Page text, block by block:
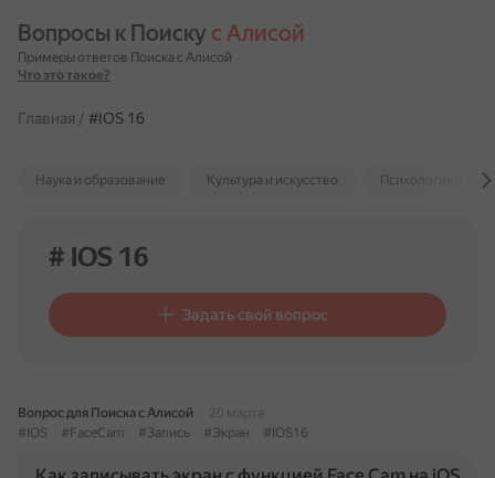
Вопросы к Поиску с Алисой
Примеры ответов Поиска с Алисой
Что это такое?
Главная / #IOS 16
Наука и образование Культура и искусство Психология и
# IOS 16
Задать свой вопрос
Вопрос для Поиска с Алисой
20 марта
#IOS
#FaceCam #Запись #Экран #IOS16